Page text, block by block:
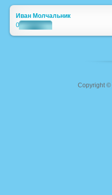
Иван Молчальник
0
Copyright ©